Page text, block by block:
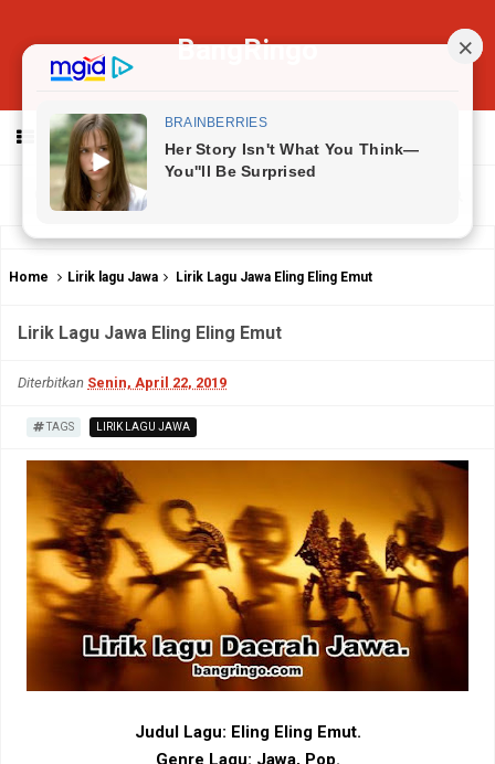
BangRingo
MENU
Home Lirik lagu Jawa Lirik Lagu Jawa Eling Eling Emut
Lirik Lagu Jawa Eling Eling Emut
Diterbitkan Senin, April 22, 2019
TAGS LIRIK LAGU JAWA
Judul Lagu: Eling Eling Emut.
Genre Lagu: Jawa, Pop.